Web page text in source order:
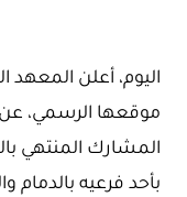
اليوم، أعلن المعهد
موقعها الرسمي، عن
بأحد فرعيه بالدمام